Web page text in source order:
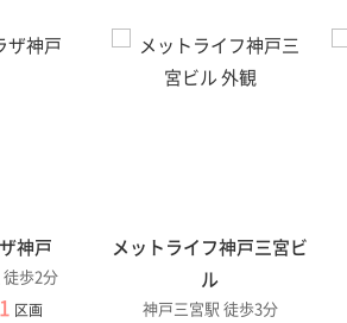
神戸
歩2分
1 区画
メットライフ神戸三宮ビ
ル
神戸三宮駅 徒歩3分